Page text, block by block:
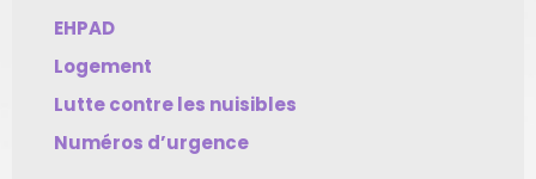
EHPAD
Logement
Lutte contre les nuisibles
Numéros d’urgence